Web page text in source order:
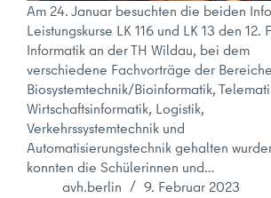
Am 24. Januar besuchten die beiden
Leistungskurse LK 116 und LK 13 den 12.
Informatik an der TH Wildau, bei dem
verschiedene Fachvorträge der Bereiche
Biosystemtechnik/Bioinformatik,
Wirtschaftsinformatik, Logistik,
Verkehrssystemtechnik und
Automatisierungstechnik gehalten
konnten die Schülerinnen und…
avh.berlin
9. Februar 2023